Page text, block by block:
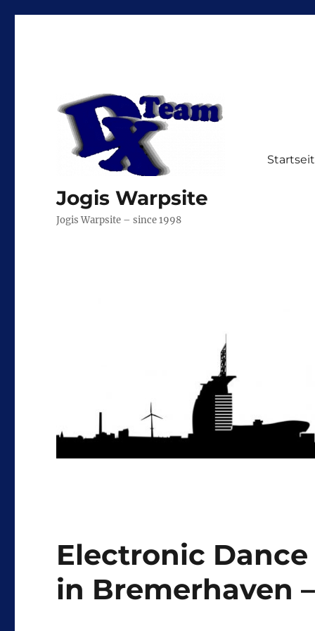
Jogis Warpsite
Jogis Warpsite – since 1998
Electronic
in Bremerhaven